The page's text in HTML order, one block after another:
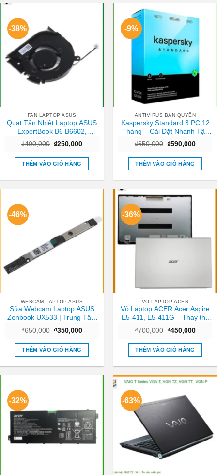
-38%
FAN LAPTOP ASUS
Quạt Tản Nhiệt Laptop ASUS
ExpertBook B6 B6602,
Ngay TPHCM
₫400,000 Giá
là:
₫400,000.
₫250,000Giá
tại
₫250,000.
THÊM VÀO GIỎ HÀNG
-9%
ANTIVIRUS BẢN QUYỀN
Kaspersky Standard 3 PC 12
Tháng – Cài Đặt Nhanh Tận
₫650,000 Giá
là:
₫650,000.
₫590,000Giá
tại
THÊM VÀO GIỎ HÀNG
-46%
WEBCAM LAPTOP ASUS
Sửa Webcam Laptop ASUS
Zenbook UX533 | Trung Tâm
₫650,000 Giá
là:
₫650,000.
₫350,000Giá
tại
₫350,000.
THÊM VÀO GIỎ HÀNG
-36%
VỎ LAPTOP ACER
Vỏ Laptop ACER Acer Aspire
E5-411, E5-411G – Thay thế
₫700,000 Giá
là:
₫700,000.
₫450,000Giá
tại
THÊM VÀO GIỎ HÀNG
-32% -63%